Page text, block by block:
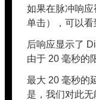
如果在脉冲响
单击），可以看
后响应显示了
由于 20 毫秒的
最大 20 毫秒的
是，我们对此